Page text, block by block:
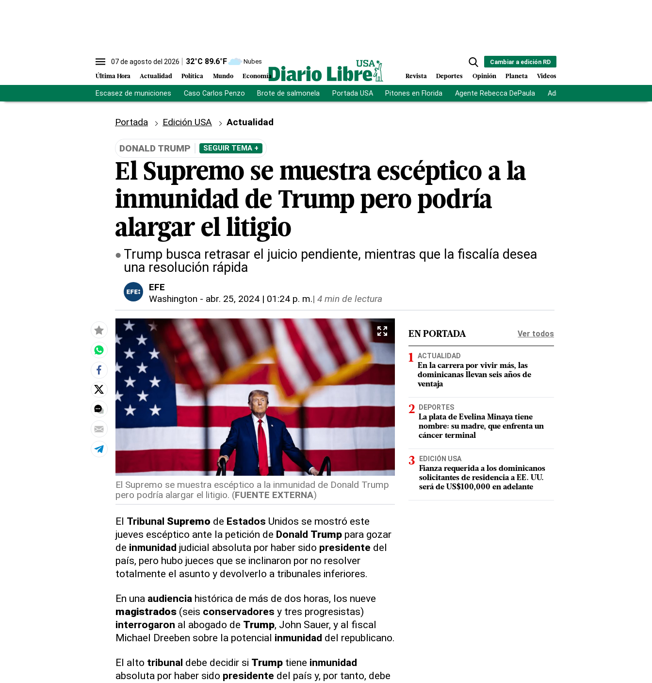
07 de agosto del 2026 32°C 89.6°F Nubes
Última Hora Actualidad Política Mundo Economía
Cambiar a edición RD
Revista Deportes Opinión Planeta Videos
Escasez de municiones Caso Carlos Penzo Brote de salmonela Portada USA Pitones en Florida Agente Rebecca DePaula Adriano Espaillat
Portada Edición USA Actualidad
DONALD TRUMP SEGUIR TEMA +
El Supremo se muestra escéptico a la
inmunidad de Trump pero podría
alargar el litigio
Trump busca retrasar el juicio pendiente, mientras que la fiscalía desea
una resolución rápida
EFE
Washington - abr. 25, 2024 | 01:24 p. m.| 4 min de lectura
El Supremo se muestra escéptico a la inmunidad de Donald Trump
pero podría alargar el litigio. (FUENTE EXTERNA)
El Tribunal Supremo de Estados Unidos se mostró este
jueves escéptico ante la petición de Donald Trumppara gozar
de inmunidad judicial absoluta por haber sido presidente del
país, pero hubo jueces que se inclinaron por no resolver
totalmente el asunto y devolverlo a tribunales inferiores.
En una audienciahistórica de más de dos horas, los nueve
magistrados(seis conservadores y tres progresistas)
interrogaron al abogado de Trump, John Sauer, y al fiscal
Michael Dreeben sobre la potencial inmunidad del republicano.
El alto tribunal debe decidir si Trumptiene inmunidad
absoluta por haber sido presidente del país y, por tanto, debe
EN PORTADA Ver todos
ACTUALIDAD
En la carrera por vivir más, las
dominicanas llevan seis años de
ventaja
DEPORTES
La plata de Evelina Minaya tiene
nombre: su madre, que enfrenta un
cáncer terminal
EDICIÓN USA
Fianza requerida a los dominicanos
solicitantes de residencia a EE. UU.
será de US$100,000 en adelante